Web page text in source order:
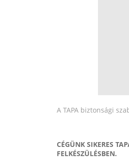
A TAPA biztonsági
CÉGÜNK SIKERES
FELKÉSZÜLÉSBEN.